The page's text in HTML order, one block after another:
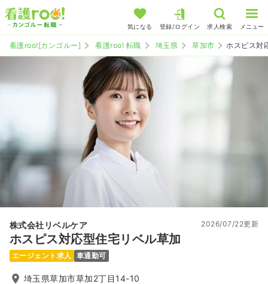
気になる 登録/ログイン 求人検索 メニュー
看護roo![カンゴルー] 看護roo! 転職 埼玉県 草加市 ホスピス対
株式会社リベルケア
ホスピス対応型住宅リベル草加
2026/07/22更新
エージェント求人 車通勤可
埼玉県草加市草加2丁目14-10